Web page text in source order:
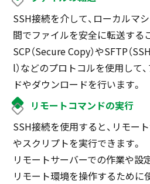
SSH接続を介して、ローカルマ
間でファイルを安全に転送する
SCP（Secure Copy）やSFTP（
l）などのプロトコルを使用して
ドやダウンロードを行います。
リモートコマンドの実行
SSH接続を使用すると、リモー
やスクリプトを実行できます。
リモートサーバーでの作業や設
リモート環境を操作するために